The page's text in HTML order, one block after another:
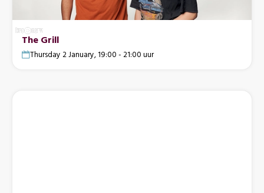
The Grill
Thursday 2 January, 19:00 - 21:00 uur